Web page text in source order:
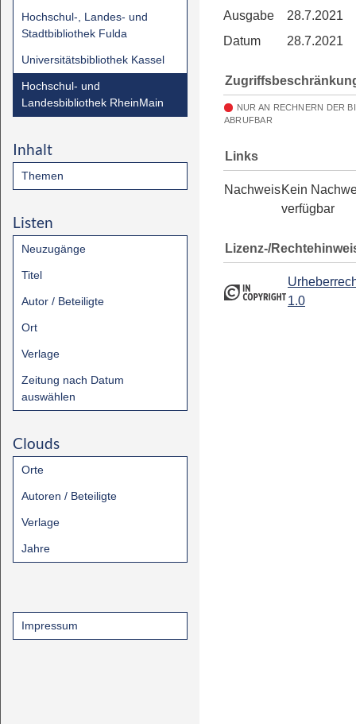
Hochschul-, Landes- und
Stadtbibliothek Fulda
Universitätsbibliothek Kassel
Hochschul- und
Landesbibliothek RheinMain
Inhalt
Themen
Listen
Neuzugänge
Titel
Autor / Beteiligte
Ort
Verlage
Zeitung nach Datum
auswählen
Clouds
Orte
Autoren / Beteiligte
Verlage
Jahre
Impressum
Ausgabe
28.7.2021
Datum
28.7.2021
NUR AN RECHNERN DER
ABRUFBAR
Links
NachweisKein
verfügbar
Lizenz-/
1.0